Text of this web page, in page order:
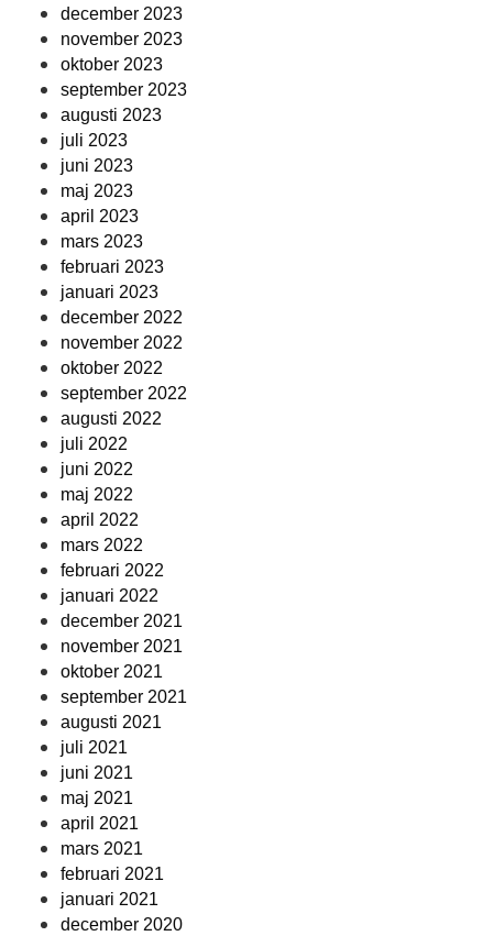
december 2023
november 2023
oktober 2023
september 2023
augusti 2023
juli 2023
juni 2023
maj 2023
april 2023
mars 2023
februari 2023
januari 2023
december 2022
november 2022
oktober 2022
september 2022
augusti 2022
juli 2022
juni 2022
maj 2022
april 2022
mars 2022
februari 2022
januari 2022
december 2021
november 2021
oktober 2021
september 2021
augusti 2021
juli 2021
juni 2021
maj 2021
april 2021
mars 2021
februari 2021
januari 2021
december 2020